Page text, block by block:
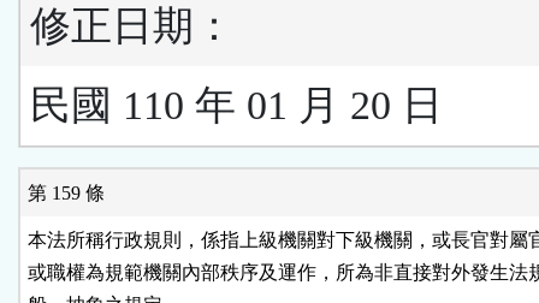
修正日期：
民國 110 年 01 月 20 日
第 159 條
本法所稱行政規則，係指上級機關對下級機關，或長官對屬
或職權為規範機關內部秩序及運作，所為非直接對外發生法